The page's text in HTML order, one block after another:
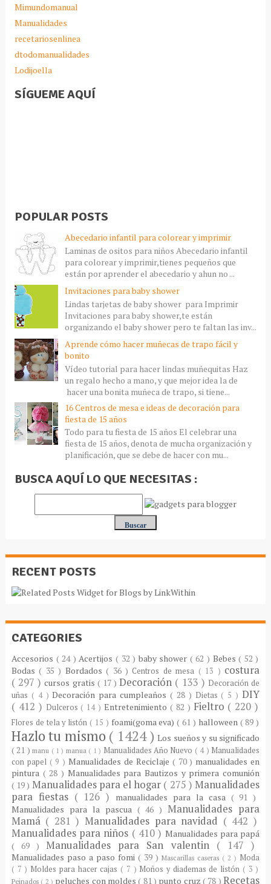
Mimundomanual
Manualidades
recetariosenlinea
dtodomanualidades
Lodijoella
SÍGUEME AQUÍ
POPULAR POSTS
Abecedario infantil para colorear y imprimir
Laminas de ositos para niños Abecedario infantil
para colorear y imprimir,tienes pequeños que
están por aprender el abecedario y ahun no ...
Invitaciones para baby shower
Lindas tarjetas de baby shower para Imprimir
Invitaciones para baby shower,te están
organizando el baby shower pero te faltan las inv...
Aprende cómo hacer muñecas de trapo fácil y
bonito
Vídeo tutorial para hacer lindas muñequitas Haz
un regalo hecho a mano, y que mejor idea la de
hacer una bonita muñeca de trapo, si tiene...
16 Centros de mesa e ideas de decoración para
fiesta de 15 años
Todo para tu fiesta de 15 años El celebrar una
fiesta de 15 años, denota de mucha organización y
planificación, que se debe de hacer con mu...
BUSCA AQUÍ LO QUE NECESITAS :
RECENT POSTS
CATEGORIES
Accesorios ( 24 )Acertijos ( 32 ) baby shower ( 62 ) Bebes( 52 )
Bodas( 35 ) Bordados( 36 ) Centros de mesa ( 13 ) costura
( 297 )cursos gratis ( 17 )Decoración ( 133 ) Decoración de
uñas ( 4 )Decoración para cumpleaños( 28 ) Dietas ( 5 )DIY
( 412 ) Dulceros ( 14 )Entretenimiento ( 82 ) Fieltro ( 220 )
Flores de tela y listón ( 15 ) foami(goma eva)( 61 ) halloween ( 89 )
Hazlo tu mismo ( 1424 )Los sueños y su significado
( 21 )manu ( 1 ) manua ( 1 ) Manualidades Año Nuevo ( 4 ) Manualidades
con papel ( 9 )Manualidades de Reciclaje ( 70 ) manualidades en
pintura ( 28 ) Manualidades para Bautizos y primera comunión
( 19 ) Manualidades para el hogar ( 275 )Manualidades
para fiestas ( 126 ) manualidades para la casa ( 91 )
Manualidades para la pascua ( 46 )Manualidades para
Mamá ( 281 ) Manualidades para navidad ( 442 )
Manualidades para niños ( 410 ) Manualidades para papá
( 69 )Manualidades para San valentin ( 147 )
Manualidades paso a paso fomi ( 39 )Mascarillas caseras ( 2 ) Moda
( 7 ) Moldes para hacer cajas ( 7 ) Moños y diademas de listón ( 3 )
Peinados ( 2 ) peluches con moldes( 81 ) punto cruz( 78 )Recetas